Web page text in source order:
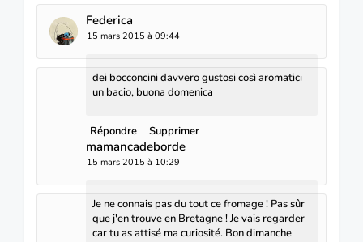
Federica
15 mars 2015 à 09:44
dei bocconcini davvero gustosi così aromatici
un bacio, buona domenica
Répondre Supprimer
mamancadeborde
15 mars 2015 à 10:29
Je ne connais pas du tout ce fromage ! Pas sûr
que j'en trouve en Bretagne ! Je vais regarder
car tu as attisé ma curiosité. Bon dimanche